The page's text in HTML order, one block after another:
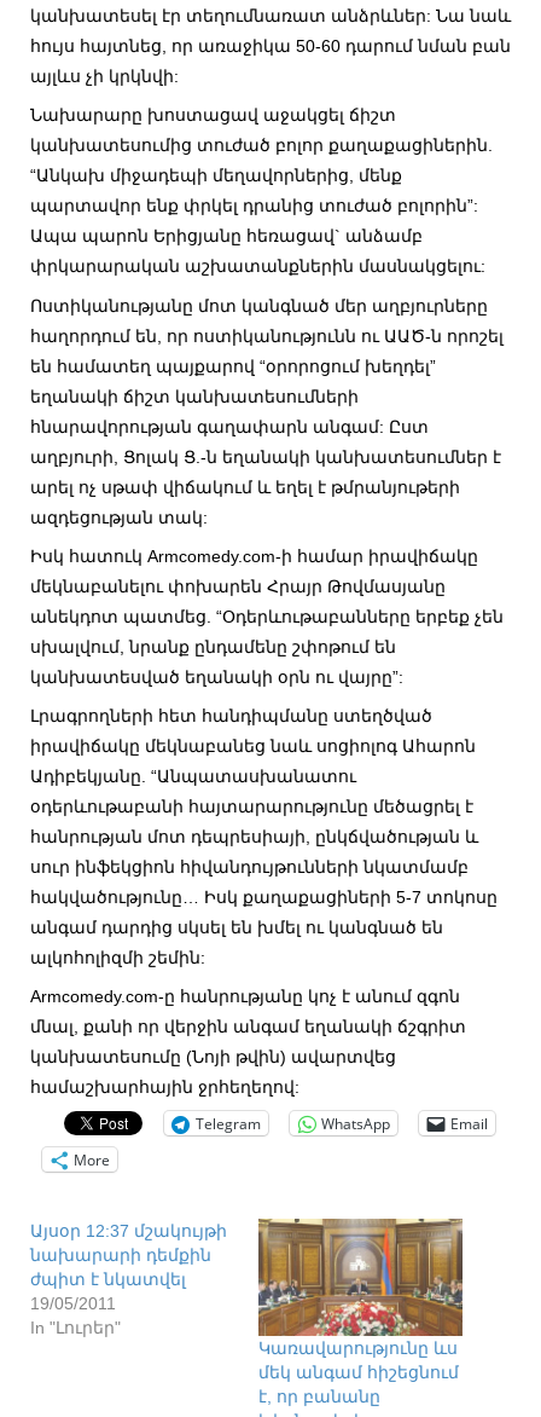
կանխատեսել էր տեղումնառատ անձրևներ: Նա նաև
հույս հայտնեց, որ առաջիկա 50-60 դարում նման բան
այլևս չի կրկնվի:
Նախարարը խոստացավ աջակցել ճիշտ
կանխատեսումից տուժած բոլոր քաղաքացիներին.
“Անկախ միջադեպի մեղավորներից, մենք
պարտավոր ենք փրկել դրանից տուժած բոլորին”:
Ապա պարոն Երիցյանը հեռացավ` անձամբ
փրկարարական աշխատանքներին մասնակցելու:
Ոստիկանությանը մոտ կանգնած մեր աղբյուրները
հաղորդում են, որ ոստիկանությունն ու ԱԱԾ-ն որոշել
են համատեղ պայքարով “օրորոցում խեղդել”
եղանակի ճիշտ կանխատեսումների
հնարավորության գաղափարն անգամ: Ըստ
աղբյուրի, Ցոլակ Ց.-ն եղանակի կանխատեսումներ է
արել ոչ սթափ վիճակում և եղել է թմրանյութերի
ազդեցության տակ:
Իսկ հատուկ Armcomedy.com-ի համար իրավիճակը
մեկնաբանելու փոխարեն Հրայր Թովմասյանը
անեկդոտ պատմեց. “Օդերևութաբանները երբեք չեն
սխալվում, նրանք ընդամենը շփոթում են
կանխատեսված եղանակի օրն ու վայրը”:
Լրագրողների հետ հանդիպմանը ստեղծված
իրավիճակը մեկնաբանեց նաև սոցիոլոգ Ահարոն
Ադիբեկյանը. “Անպատասխանատու
օդերևութաբանի հայտարարությունը մեծացրել է
հանրության մոտ դեպրեսիայի, ընկճվածության և
սուր ինֆեկցիոն հիվանդույթունների նկատմամբ
հակվածությունը… Իսկ քաղաքացիների 5-7 տոկոսը
անգամ դարդից սկսել են խմել ու կանգնած են
ալկոհոլիզմի շեմին:
Armcomedy.com-ը հանրությանը կոչ է անում զգոն
մնալ, քանի որ վերջին անգամ եղանակի ճշգրիտ
կանխատեսումը (Նոյի թվին) ավարտվեց
համաշխարհային ջրհեղեղով:
Telegram WhatsApp
Email
More
Այսօր 12:37 մշակույթի
նախարարի դեմքին
ժպիտ է նկատվել
19/05/2011
In "Լուրեր"
Կառավարությունը ևս
մեկ անգամ հիշեցնում
է, որ բանանը